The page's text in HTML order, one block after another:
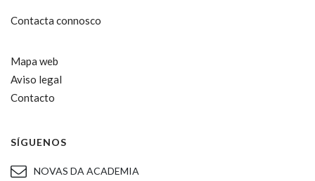
Contacta connosco
Mapa web
Aviso legal
Contacto
SÍGUENOS
NOVAS DA ACADEMIA